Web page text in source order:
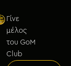
Γίνε
μέλος
του GoM
Club